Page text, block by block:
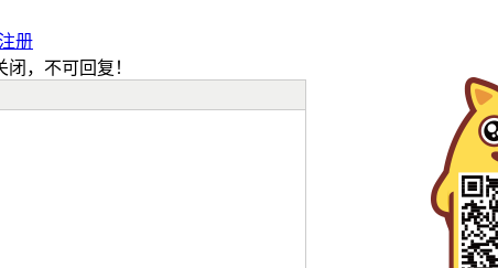
册
，不可回复！